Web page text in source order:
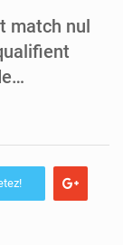
Arlit : La police d’Akokan démantèle deux réseaux criminels
match nul